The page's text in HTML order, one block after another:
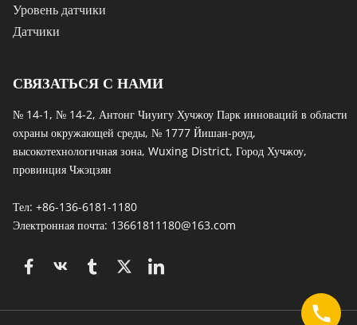
Уровень датчики
Датчики
СВЯЗАТЬСЯ С НАМИ
№ 14-1, № 14-2, Антонг Чиуигу Хучжоу Парк инноваций в области
охраны окружающей среды, № 1777 Йишан-роуд,
высокотехнологичная зона, Wuxing District, Город Хучжоу,
провинция Чжэцзян
Тел: +86-136-6181-1180
Электронная почта: 13661811180@163.com